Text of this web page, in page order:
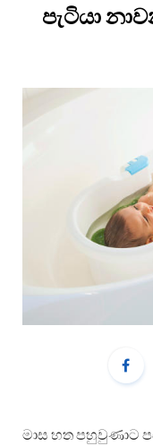
පැටියා
මාස හත පහුවුණාට